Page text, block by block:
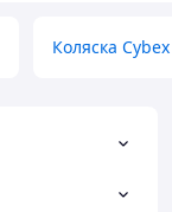
Коляска